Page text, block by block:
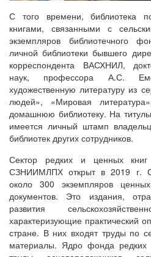
С того времени, библиотека
книгами, связанными с
экземпляров библиотечного
личной библиотеки бывшего
корреспондента ВАСХНИЛ,
наук, профессора А.С.
художественную литературу из
людей», «Мировая
домашнюю библиотеку. На
имеется личный штамп
библиотек других сотрудников.
Сектор редких и ценных
СЗНИИМЛПХ открыт в 2019 г.
около 300 экземпляров
документов. Это издания,
развития
характеризующие практический
стране. В них входят труды по
материалы. Ядро фонда редких